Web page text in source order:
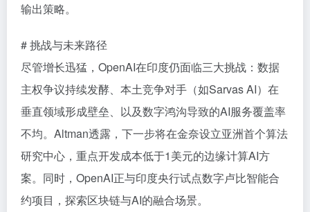
输出策略。
# 挑战与未来路径
尽管增长迅猛，OpenAI在印度仍面临三大挑战：数据
主权争议持续发酵、本土竞争对手（如Sarvas AI）在
垂直领域形成壁垒、以及数字鸿沟导致的AI服务覆盖率
不均。Altman透露，下一步将在金奈设立亚洲首个算法
研究中心，重点开发成本低于1美元的边缘计算AI方
案。同时，OpenAI正与印度央行试点数字卢比智能合
约项目，探索区块链与AI的融合场景。